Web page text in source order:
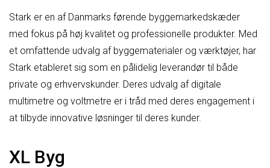
Stark er en af Danmarks førende byggemarkedskæder
med fokus på høj kvalitet og professionelle produkter. Med
et omfattende udvalg af byggematerialer og værktøjer, har
Stark etableret sig som en pålidelig leverandør til både
private og erhvervskunder. Deres udvalg af digitale
multimetre og voltmetre er i tråd med deres engagement i
at tilbyde innovative løsninger til deres kunder.
XL Byg